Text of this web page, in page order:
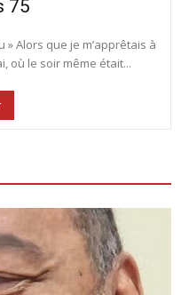
75
Alors que je m’apprêtais à
où le soir même était...